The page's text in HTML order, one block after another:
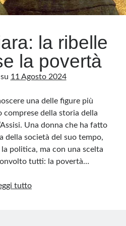
giornalistica, in quanto viene aggiornato
considerarsi un prodotto editoriale ai
non è responsabile di quanto
post. Saranno comunque cancellati quelli
blog sono tratte da Internet e, pertanto,
la loro pubblicazione violasse eventuali
la ribelle
la povertà
11 Agosto 2024
una delle figure più
comprese della storia della
Una donna che ha fatto
della società del suo tempo,
politica, ma con una scelta
tutti: la povertà…
tuttoSanta